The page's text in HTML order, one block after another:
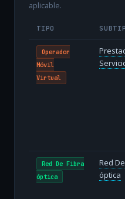
aplicable.
TIPO
Operador
Móvil
Virtual
Red De Fibra
óptica
Red
óptica